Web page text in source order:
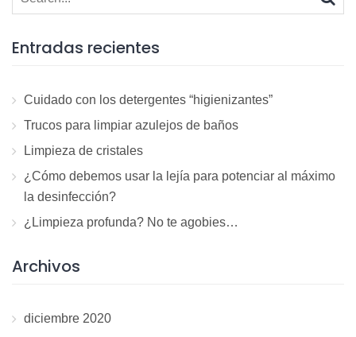
for:
Entradas recientes
Cuidado con los detergentes “higienizantes”
Trucos para limpiar azulejos de baños
Limpieza de cristales
¿Cómo debemos usar la lejía para potenciar al máximo
la desinfección?
¿Limpieza profunda? No te agobies…
Archivos
diciembre 2020